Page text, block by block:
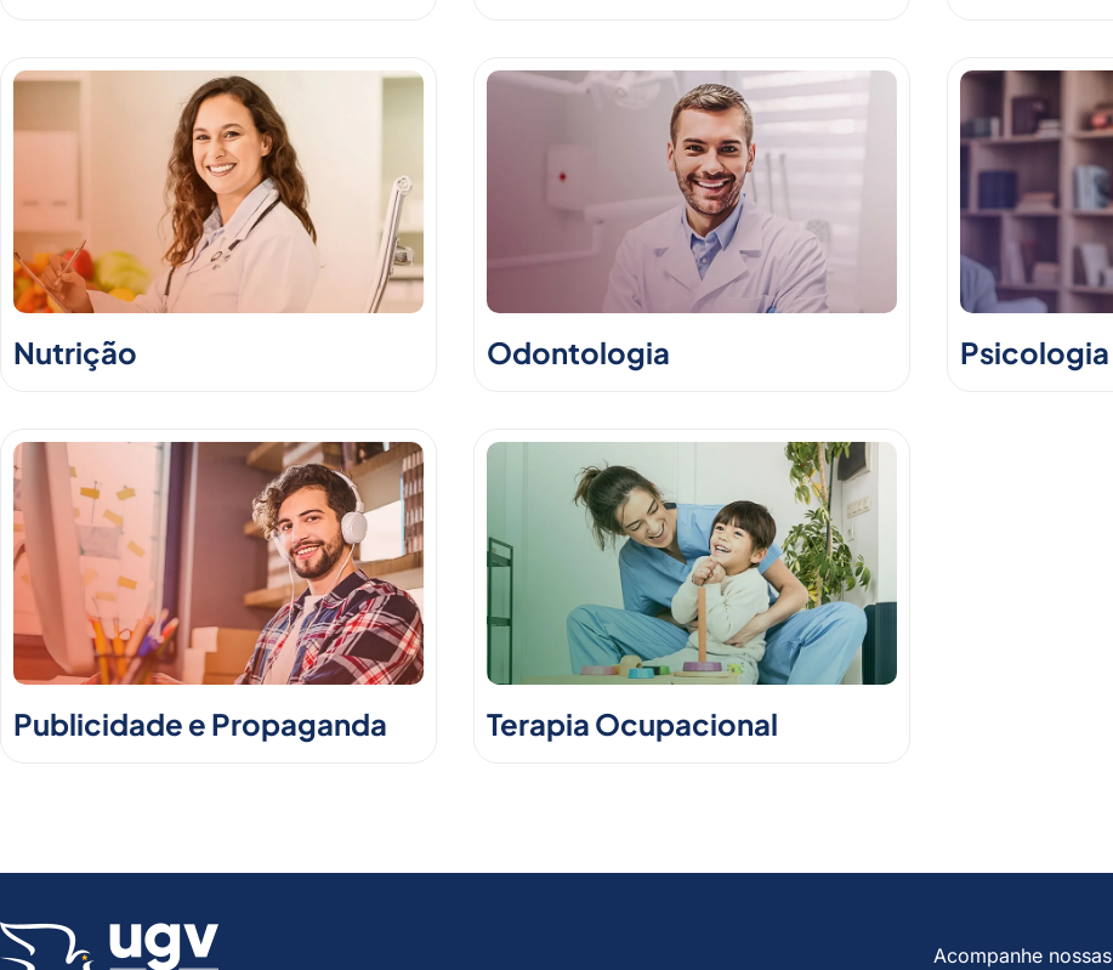
Nutrição Odontologia Psicologia
Publicidade e Propaganda Terapia Ocupacional
Acompanhe nossas